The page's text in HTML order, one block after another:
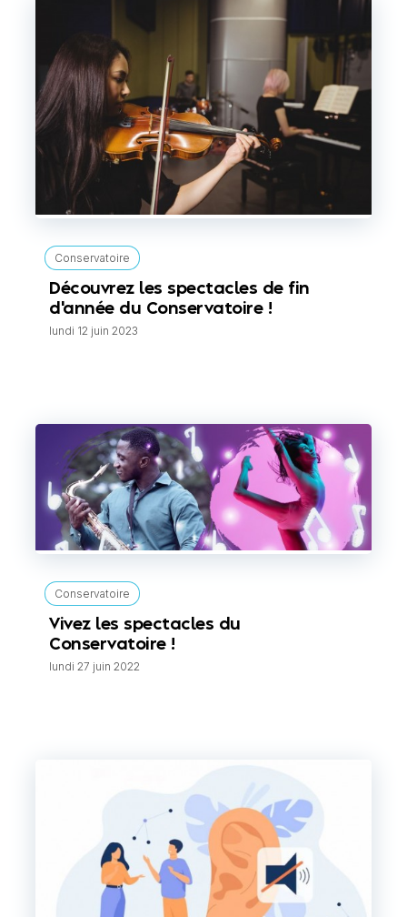
Conservatoire
Découvrez les spectacles de fin
d'année du Conservatoire !
lundi 12 juin 2023
Conservatoire
Vivez les spectacles du
Conservatoire !
lundi 27 juin 2022